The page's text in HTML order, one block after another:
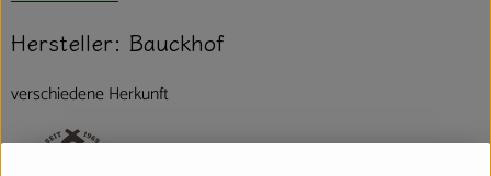
Hersteller: Bauckhof
verschiedene Herkunft